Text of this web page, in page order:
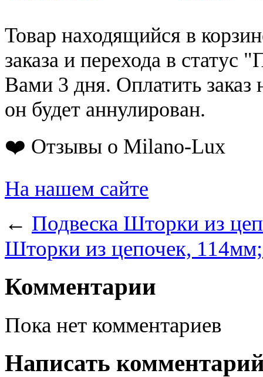
Товар находящийся в
заказа и перехода в статус
Вами 3 дня. Оплатить заказ
он будет аннулирован.
❤️ Отзывы о Milano-Lux
На нашем сайте
← Подвеска Шторки из
Шторки из цепочек, 114мм;
Комментарии
Пока нет комментариев
Написать